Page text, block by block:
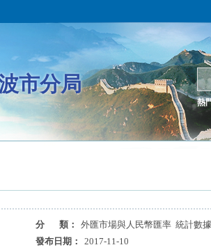
市分局
熱
分 類：
外匯市場與人民幣匯率 統計數
發布日期：
2017-11-10